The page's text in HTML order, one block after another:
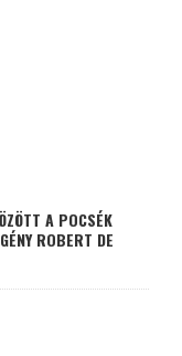
A POCSÉK
ROBERT DE